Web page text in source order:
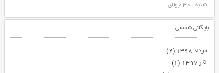
شنبه ، 30 جولای
بایگانی شمسی
مرداد ۱۳۹۸
(۲)
آذر ۱۳۹۷
(۱)